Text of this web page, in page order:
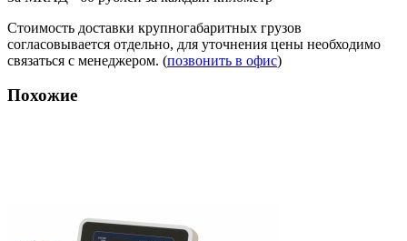
Стоимость доставки крупногабаритных грузов
согласовывается отдельно, для уточнения цены необходимо
связаться с менеджером. (позвонить в офис)
Похожие